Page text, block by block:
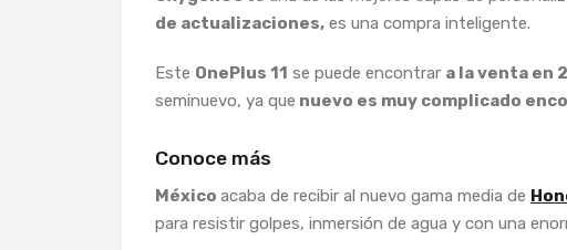
de actualizaciones, es una compra inteligente.
Este OnePlus 11 se puede encontrar a la venta en
seminuevo, ya que nuevo es muy complicado
Conoce más
México acaba de recibir al nuevo gama media de
para resistir golpes, inmersión de agua y con una